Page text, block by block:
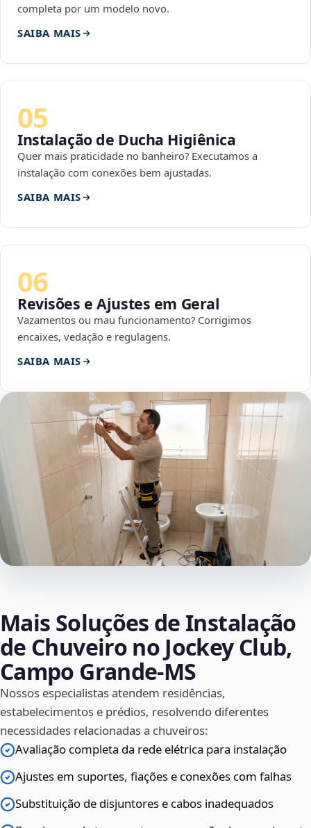
completa por um modelo novo.
SAIBA MAIS
05
Instalação de Ducha Higiênica
Quer mais praticidade no banheiro? Executamos a
instalação com conexões bem ajustadas.
SAIBA MAIS
06
Revisões e Ajustes em Geral
Vazamentos ou mau funcionamento? Corrigimos
encaixes, vedação e regulagens.
SAIBA MAIS
Mais Soluções de Instalação
de Chuveiro no Jockey Club,
Campo Grande‑MS
Nossos especialistas atendem residências,
estabelecimentos e prédios, resolvendo diferentes
necessidades relacionadas a chuveiros:
Avaliação completa da rede elétrica para instalação
Ajustes em suportes, fiações e conexões com falhas
Substituição de disjuntores e cabos inadequados